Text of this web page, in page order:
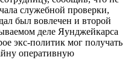
служебной проверки,
был вовлечен и второй
деле Яунджейкарса
экс-политик мог получать
оперативную